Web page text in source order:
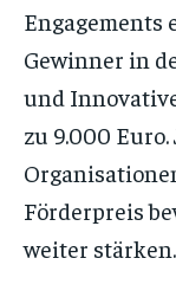
Gewinner in
und
zu 9.000
Förderpreis
weiter stärken.